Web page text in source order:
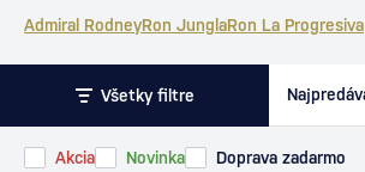
Admiral RodneyRon JunglaRon La Progresiva
Všetky filtre
Akcia Novinka Doprava zadarmo